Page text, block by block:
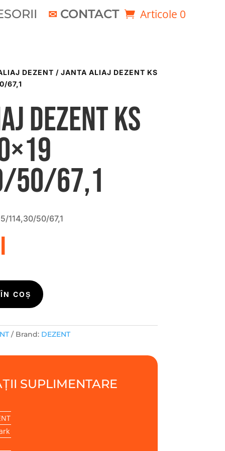
CONTACT Articole 0
DEZENT / JANTA ALIAJ DEZENT KS
67,1
DEZENT KS
50/67,1
114,30/50/67,1
COȘ
Brand: DEZENT
SUPLIMENTARE